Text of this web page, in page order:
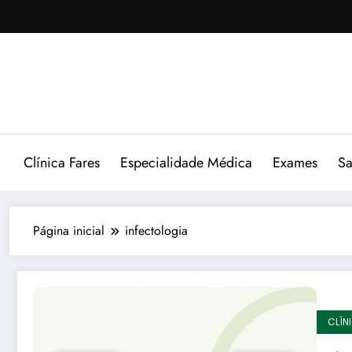
para
Clínica Fares Especialidade Médica Exames
Página inicial infectologia